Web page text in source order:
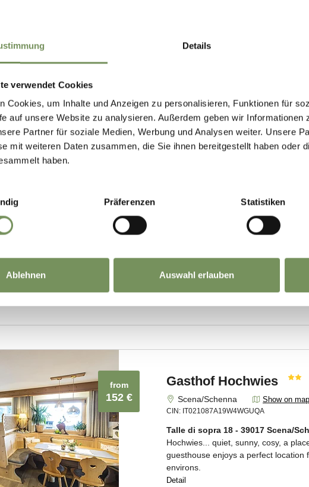
Details
verwendet Cookies
Cookies, um Inhalte und Anzeigen zu personalisieren, Funktionen für
auf unsere Website zu analysieren. Außerdem geben wir Informationen
Partner für soziale Medien, Werbung und Analysen weiter. Unsere
mit weiteren Daten zusammen, die Sie ihnen bereitgestellt haben oder
haben.
Präferenzen Statistiken
Ablehnen Auswahl erlauben